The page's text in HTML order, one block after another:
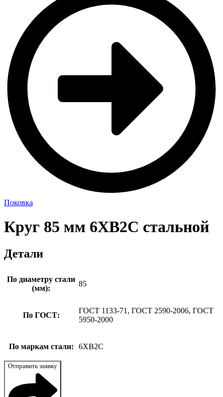
Поковка
Круг 85 мм 6ХВ2С стальной
Детали
По диаметру стали
(мм):
85
По ГОСТ:
ГОСТ 1133-71, ГОСТ 2590-2006, ГОСТ
5950-2000
По маркам стали: 6ХВ2С
Отправить заявку